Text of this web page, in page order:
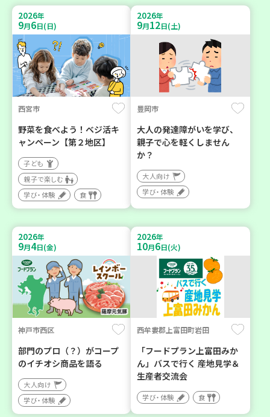
2026年
9月6日(日)
西宮市
野菜を食べよう！ベジ活キ
ャンペーン【第２地区】
子ども
親子で楽しむ
学び・体験
食
2026年
9月12日(土)
豊岡市
大人の発達障がいを学び、
親子で心を軽くしません
か？
大人向け
学び・体験
2026年
9月4日(金)
神戸市西区
部門のプロ（？）がコープ
のイチオシ商品を語る
大人向け
学び・体験
2026年
10月6日(火)
西牟婁郡上富田町岩田
「フードプラン上富田みか
ん」バスで行く 産地見学＆
生産者交流会
学び・体験 食